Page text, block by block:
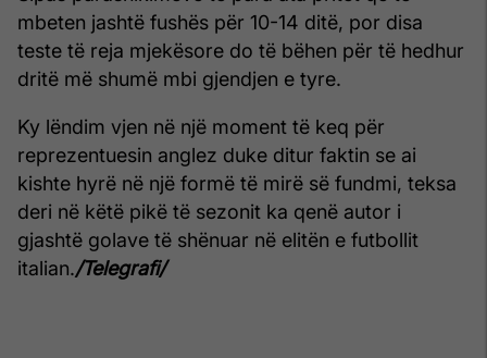
mbeten jashtë fushës për 10-14 ditë, por disa
teste të reja mjekësore do të bëhen për të hedhur
dritë më shumë mbi gjendjen e tyre.
Ky lëndim vjen në një moment të keq për
reprezentuesin anglez duke ditur faktin se ai
kishte hyrë në një formë të mirë së fundmi, teksa
deri në këtë pikë të sezonit ka qenë autor i
gjashtë golave të shënuar në elitën e futbollit
italian./Telegrafi/